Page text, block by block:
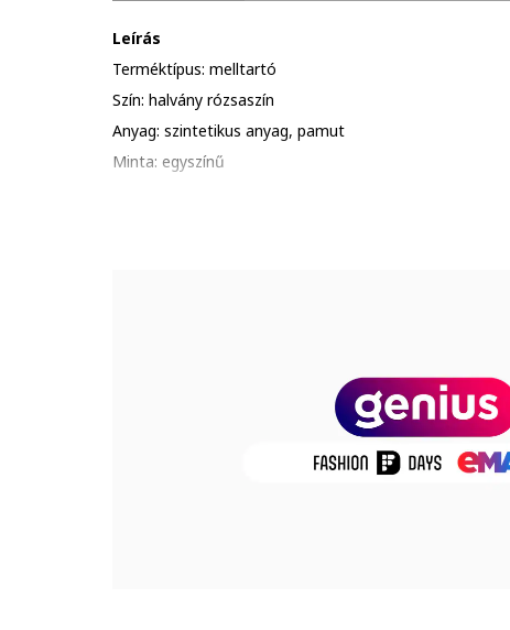
Leírás
Terméktípus: melltartó
Szín: halvány rózsaszín
Anyag: szintetikus anyag, pamut
Minta: egyszínű